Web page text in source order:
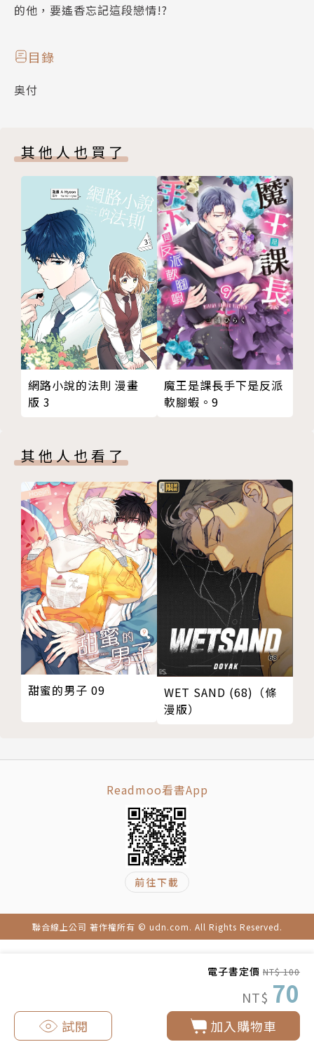
電子書定價 NT$ 100
NT$ 70
加入購物車
試閱
的他，要遙香忘記這段戀情!?
目錄
奥付
其他人也買了
網路小說的法則 漫畫
版 3
魔王是課長手下是反派
軟腳蝦。9
其他人也看了
甜蜜的男子 09
WET SAND (68)（條
漫版）
Readmoo看書App
前往下載
聯合線上公司 著作權所有 © udn.com. All Rights Reserved.